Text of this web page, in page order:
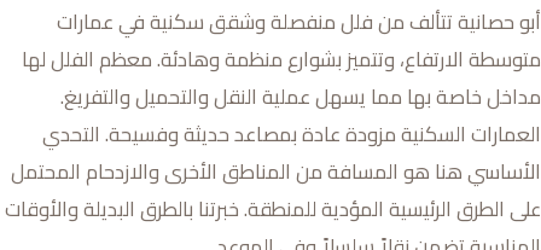
أبو حصانية تتألف من فلل منفصلة وشقق سكنية في عمارات
متوسطة الارتفاع، وتتميز بشوارع منظمة وهادئة. معظم الفلل لها
مداخل خاصة بها مما يسهل عملية النقل والتحميل والتفريغ.
العمارات السكنية مزودة عادة بمصاعد حديثة وفسيحة. التحدي
الأساسي هنا هو المسافة من المناطق الأخرى والازدحام المحتمل
على الطرق الرئيسية المؤدية للمنطقة. خبرتنا بالطرق البديلة والأوقات